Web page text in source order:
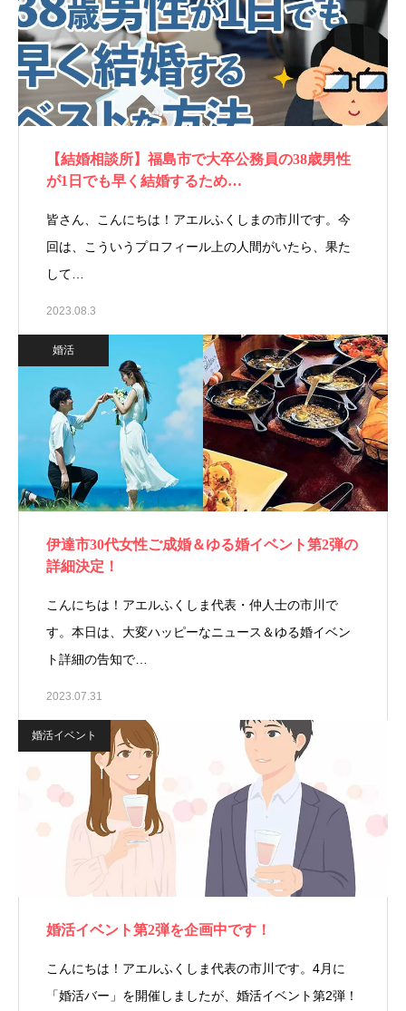
【結婚相談所】福島市で大卒公務員の38歳男性
が1日でも早く結婚するため…
皆さん、こんにちは！アエルふくしまの市川です。今
回は、こういうプロフィール上の人間がいたら、果た
して…
2023.08.3
婚活
伊達市30代女性ご成婚＆ゆる婚イベント第2弾の
詳細決定！
こんにちは！アエルふくしま代表・仲人士の市川で
す。本日は、大変ハッピーなニュース＆ゆる婚イベン
ト詳細の告知で…
2023.07.31
婚活イベント
婚活イベント第2弾を企画中です！
こんにちは！アエルふくしま代表の市川です。4月に
「婚活バー」を開催しましたが、婚活イベント第2弾！